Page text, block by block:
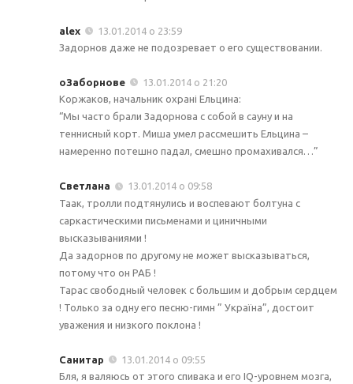
alex
13.01.2014 о 23:59
Задорнов даже не подозревает о его существовании.
оЗаборнове
13.01.2014 о 21:20
Коржаков, начальник охрані Ельцина:
“Мы часто брали Задорнова с собой в сауну и на
теннисный корт. Миша умел рассмешить Ельцина –
намеренно потешно падал, смешно промахивался…”
Светлана
13.01.2014 о 09:58
Таак, тролли подтянулись и воспевают болтуна с
саркастическими письменами и циничными
высказываниями !
Да задорнов по другому не может высказываться,
потому что он РАБ !
Тарас свободный человек с большим и добрым сердцем
! Только за одну его песню-гимн ” Україна”, достоит
уважения и низкого поклона !
Санитар
13.01.2014 о 09:55
Бля, я валяюсь от этого спивака и его IQ-уровнем мозга,